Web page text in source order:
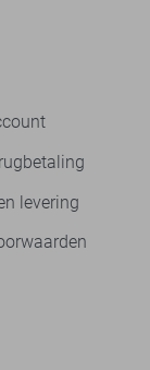
levering